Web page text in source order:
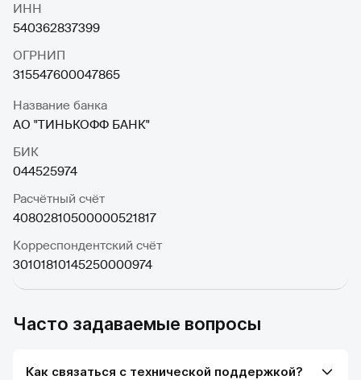
ИНН
540362837399
ОГРНИП
315547600047865
Название банка
АО "ТИНЬКОФФ БАНК"
БИК
044525974
Расчётный счёт
40802810500000521817
Корреспондентский счёт
30101810145250000974
Часто задаваемые вопросы
Как связаться с технической поддержкой?